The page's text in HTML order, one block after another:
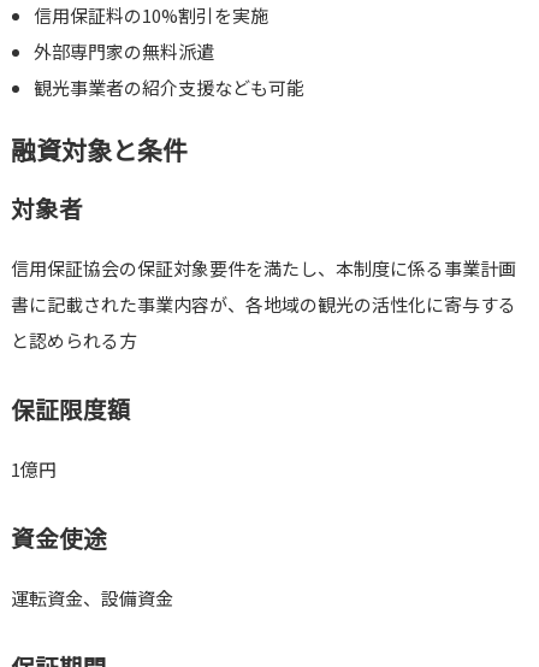
信用保証料の10%割引を実施
外部専門家の無料派遣
観光事業者の紹介支援なども可能
融資対象と条件
対象者
信用保証協会の保証対象要件を満たし、本制度に係る事業計画
書に記載された事業内容が、各地域の観光の活性化に寄与する
と認められる方
保証限度額
1億円
資金使途
運転資金、設備資金